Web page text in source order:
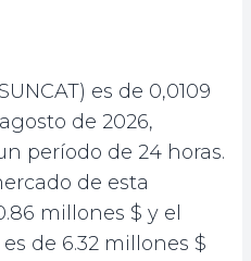
es de 0,0109
de 2026,
período de 24 horas.
de esta
millones $ y el
de 6.32 millones $